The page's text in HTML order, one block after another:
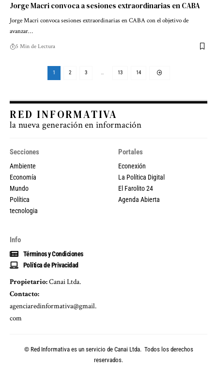
Jorge Macri convoca a sesiones extraordinarias en CABA
Jorge Macri convoca sesiones extraordinarias en CABA con el objetivo de
avanzar…
5 Min de Lectura
1 2 3 … 13 14
RED INFORMATIVA
la nueva generación en información
Secciones
Ambiente
Economía
Mundo
Política
tecnologia
Portales
Econexión
La Política Digital
El Farolito 24
Agenda Abierta
Info
Términos y Condiciones
Política de Privacidad
Propietario:Canai Ltda.
Contacto:
agenciaredinformativa@gmail.
com
© Red Informativa es un servicio de Canai Ltda. Todos los derechos
reservados.